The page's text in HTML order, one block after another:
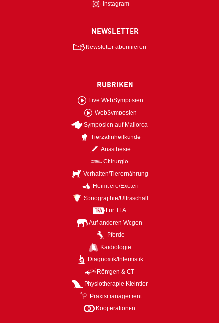
Instagram
NEWSLETTER
Newsletter abonnieren
RUBRIKEN
Live WebSymposien
WebSymposien
Symposien auf Mallorca
Tierzahnheilkunde
Anästhesie
Chirurgie
Verhalten/Tierernährung
Heimtiere/Exoten
Sonographie/Ultraschall
Für TFA
Auf anderen Wegen
Pferde
Kardiologie
Diagnostik/Internistik
Röntgen & CT
Physiotherapie Kleintier
Praxismanagement
Kooperationen